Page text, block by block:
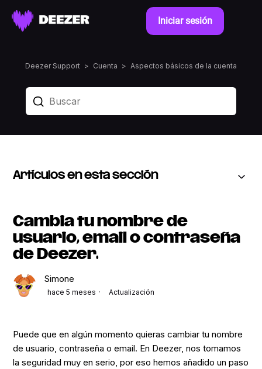
Iniciar sesión
Deezer Support Cuenta Aspectos básicos de la cuenta
Artículos en esta sección
Cambia tu nombre de
usuario, email o contraseña
de Deezer.
Simone
hace 5 meses Actualización
Puede que en algún momento quieras cambiar tu nombre
de usuario, contraseña o email. En Deezer, nos tomamos
la seguridad muy en serio, por eso hemos añadido un paso